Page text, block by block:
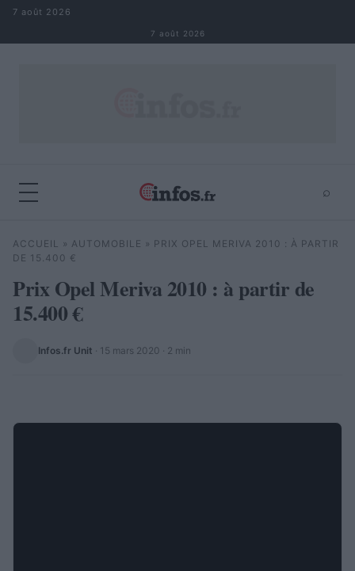
Aller au contenu
7 août 2026
7 août 2026
⌕
Rechercher ⌕ ×
ACCUEIL » AUTOMOBILE » PRIX OPEL MERIVA 2010 : À PARTIR
DE 15.400 €
Prix Opel Meriva 2010 : à partir de
15.400 €
Infos.fr Unit · 15 mars 2020 · 2 min